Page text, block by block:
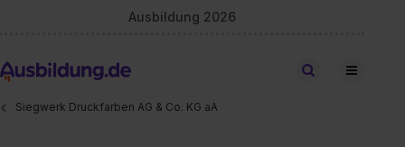
Ausbildung 2026
Stellen finden
Siegwerk Druckfarben AG & Co. KG aA